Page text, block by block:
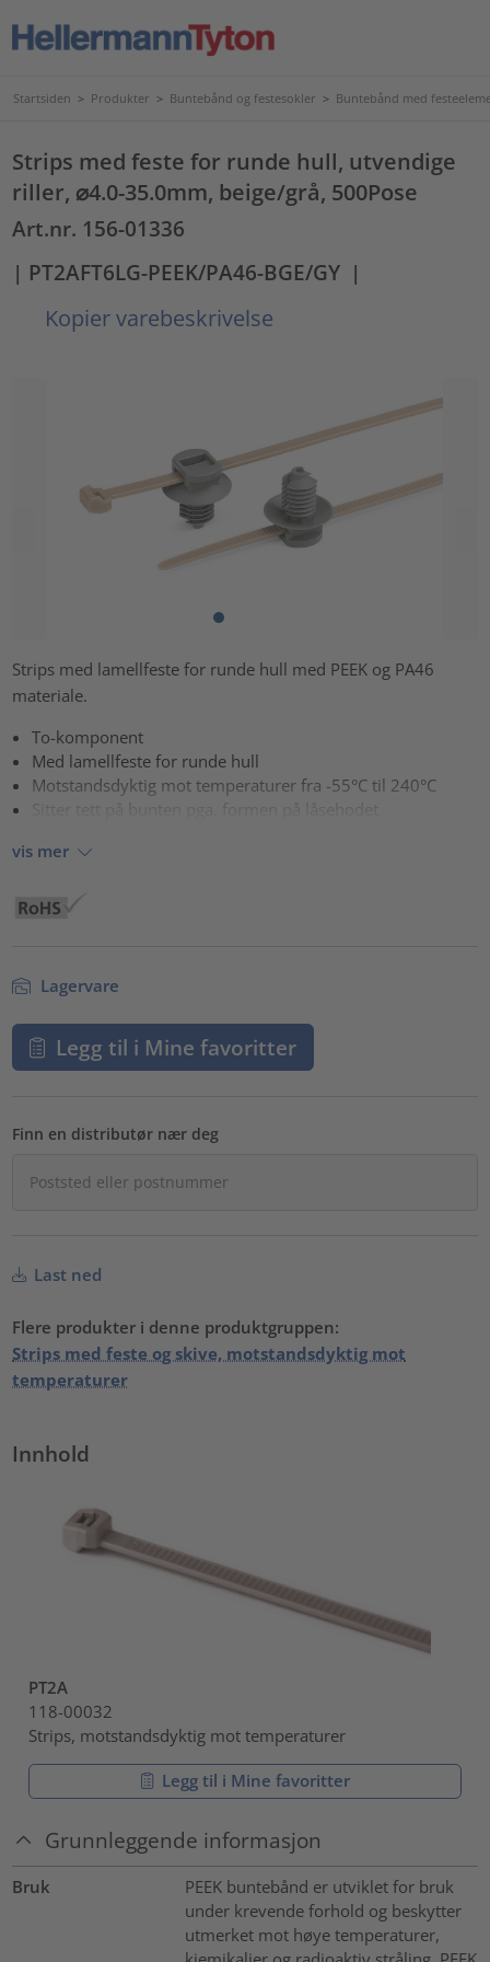
Startsiden > Produkter > Buntebånd og festesokler > Buntebånd med
Strips med feste for runde hull, utvendige
riller, ⌀4.0-35.0mm, beige/grå, 500Pose
Art.nr. 156-01336
| PT2AFT6LG-PEEK/PA46-BGE/GY |
Kopier varebeskrivelse
Strips med lamellfeste for runde hull med PEEK og PA46
materiale.
To-komponent
Med lamellfeste for runde hull
Motstandsdyktig mot temperaturer fra -55°C til 240°C
Sitter tett på bunten pga. formen på låsehodet
vis mer
Lagervare
Legg til i Mine favoritter
Finn en distributør nær deg
Last ned
Flere produkter i denne produktgruppen:
Strips med feste og skive, motstandsdyktig mot
temperaturer
Innhold
PT2A
118-00032
Strips, motstandsdyktig mot temperaturer
Legg til i Mine favoritter
Grunnleggende informasjon
Bruk
PEEK buntebånd er utviklet for bruk
under krevende forhold og beskytter
utmerket mot høye temperaturer,